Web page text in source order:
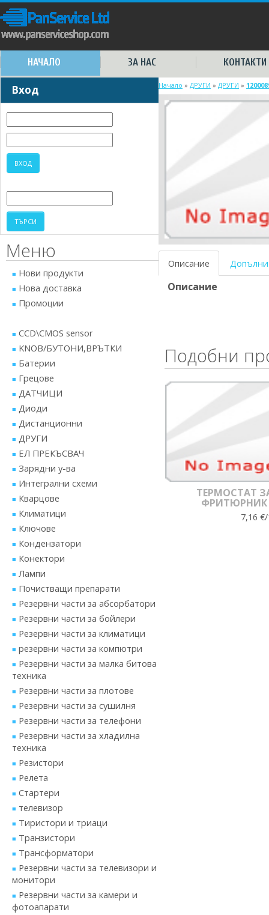
НАЧАЛО ЗА НАС КОНТАКТИ
Вход
Меню
Нови продукти
Нова доставка
Промоции
CCD\CMOS sensor
KNOB/БУТОНИ,ВРЪТКИ
Батерии
Грецове
ДАТЧИЦИ
Диоди
Дистанционни
ДРУГИ
ЕЛ ПРЕКЪСВАЧ
Зарядни у-ва
Интегрални схеми
Кварцове
Климатици
Ключове
Кондензатори
Конектори
Лампи
Почистващи препарати
Резервни части за абсорбатори
Резервни части за бойлери
Резервни части за климатици
резервни части за компютри
Резервни части за малка битова
техника
Резервни части за плотове
Резервни части за сушилня
Резервни части за телефони
Резервни части за хладилна
техника
Резистори
Релета
Стартери
телевизор
Тиристори и триаци
Транзистори
Трансформатори
Резервни части за телевизори и
монитори
Резервни части за камери и
фотоапарати
Начало » ДРУГИ » ДРУГИ »
Описание
Описание
Подобни
ТЕРМОСТАТ
ФРИТЮРНИК
7,16